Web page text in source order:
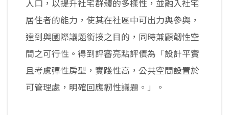
人口，以提升社宅群體的多樣性，並融入社宅
居住者的能力，使其在社區中可出力與參與，
達到與國際議題銜接之目的，同時兼顧韌性空
間之可行性。得到評審亮點評價為「設計平實
且考慮彈性房型，實踐性高，公共空間設置於
可管理處，明確回應韌性議題。」。